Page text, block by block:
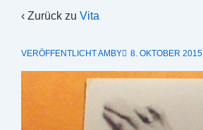
‹ Zurück zu Vita
VERÖFFENTLICHT AMBY 8. OKTOBER 2015